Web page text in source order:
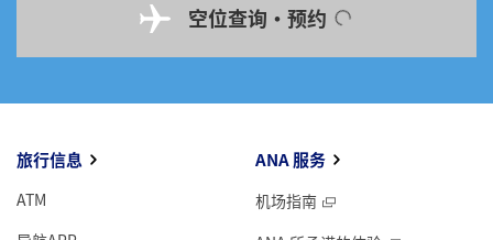
空位查询・预约
旅行信息
ATM
ANA 服务
机场指南